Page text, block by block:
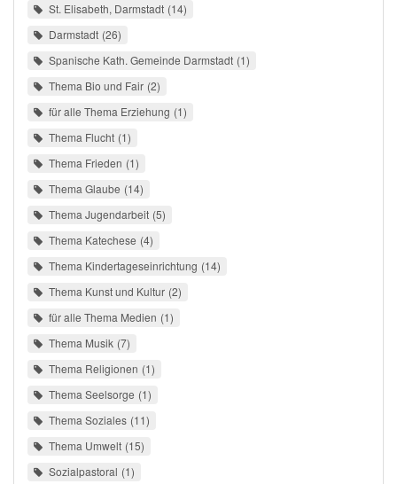
St. Elisabeth, Darmstadt 14
Darmstadt 26
Spanische Kath. Gemeinde Darmstadt 1
Thema Bio und Fair 2
für alle Thema Erziehung 1
Thema Flucht 1
Thema Frieden 1
Thema Glaube 14
Thema Jugendarbeit 5
Thema Katechese 4
Thema Kindertageseinrichtung 14
Thema Kunst und Kultur 2
für alle Thema Medien 1
Thema Musik 7
Thema Religionen 1
Thema Seelsorge 1
Thema Soziales 11
Thema Umwelt 15
Sozialpastoral 1